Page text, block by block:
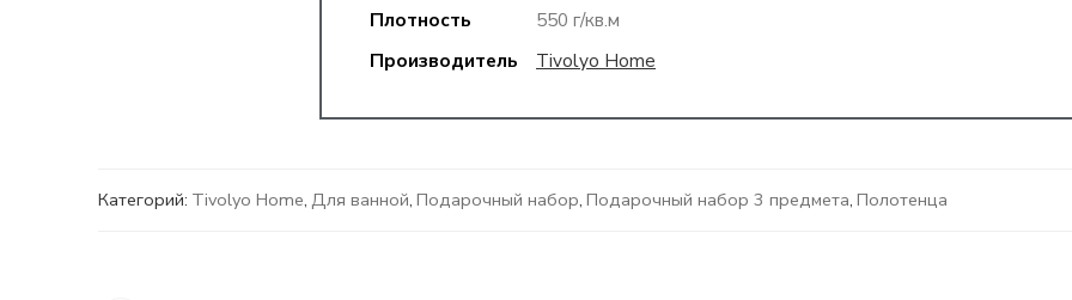
Плотность
550 г/кв.м
Производитель
Tivolyo Home
Категорий: Tivolyo Home, Для ванной, Подарочный набор, Подарочный набор 3 предмета, Полотенца